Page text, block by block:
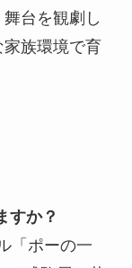
台を観劇し
族環境で育
すか？
「ポーの一